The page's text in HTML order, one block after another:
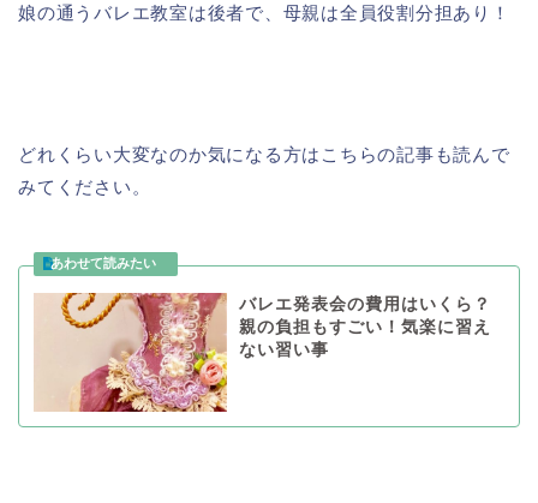
娘の通うバレエ教室は後者で、母親は全員役割分担あり！
どれくらい大変なのか気になる方はこちらの記事も読んで
みてください。
バレエ発表会の費用はいくら？
親の負担もすごい！気楽に習え
ない習い事